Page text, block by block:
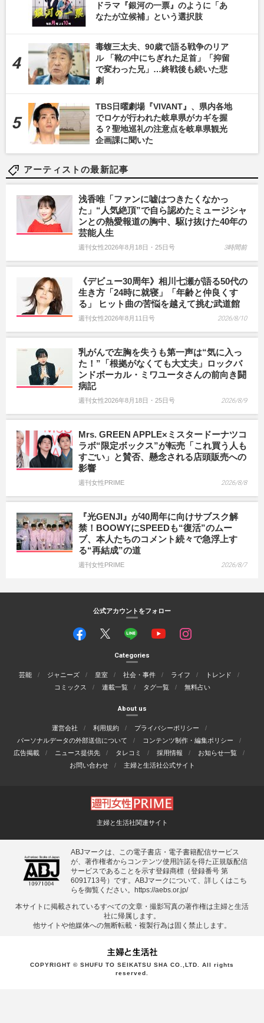
ドラマ『銀河の一票』のように「あ
なたが立候補」という選択肢
毒蝮三太夫、90歳で語る戦争のリア
ル 「靴の中にちぎれた足首」「抑留
で変わった兄」…終戦後も続いた悲
劇
TBS日曜劇場『VIVANT』、県内各地
でロケが行われた岐阜県がカギを握
る？聖地巡礼の注意点を岐阜県観光
企画課に聞いた
アーティストの最新記事
浅香唯「ファンに嘘はつきたくなかっ
た」“人気絶頂”で自ら認めたミュージシャ
ンとの熱愛報道の胸中、駆け抜けた40年の
芸能人生
週刊女性2026年8月18日・25日号 3時間前
《デビュー30周年》相川七瀬が語る50代の
生き方「24時に就寝」「年齢と仲良くす
る」 ヒット曲の苦悩を越えて挑む武道館
週刊女性2026年8月11日号 2026/8/10
乳がんで左胸を失うも第一声は“気に入っ
た！”「根拠がなくても大丈夫」ロックバ
ンドボーカル・ミワユータさんの前向き闘
病記
週刊女性2026年8月18日・25日号 2026/8/9
Mrs. GREEN APPLE×ミスタードーナツコ
ラボ“限定ボックス”が転売「これ買う人も
すごい」と賛否、懸念される店頭販売への
影響
週刊女性PRIME 2026/8/8
『光GENJI』が40周年に向けサブスク解
禁！BOOWYにSPEEDも“復活”のムー
ブ、本人たちのコメント続々で急浮上す
る“再結成”の道
週刊女性PRIME 2026/8/7
公式アカウントをフォロー
Categories
芸能 ジャニーズ 皇室 社会・事件 ライフ
トレンド
コミックス
連載一覧 タグ一覧 無料占い
About us
運営会社 利用規約
プライバシーポリシー
パーソナルデータの外部送信について
コンテンツ制作・編集ポリシー
広告掲載
ニュース提供先 タレコミ 採用情報
お知らせ一覧
お問い合わせ
主婦と生活社公式サイト
主婦と生活社関連サイト
ABJマークは、この電子書店・電子書籍配信サービス
が、著作権者からコンテンツ使用許諾を得た正規版配信
サービスであることを示す登録商標（登録番号 第
6091713号）です。ABJマークについて、詳しくはこち
らを御覧ください。 https://aebs.or.jp/
本サイトに掲載されているすべての⽂章・撮影写真の著作権は主婦と⽣活
社に帰属します。
他サイトや他媒体への無断転載・複製⾏為は固く禁⽌します。
COPYRIGHT © SHUFU TO SEIKATSU SHA CO.,LTD. All rights
reserved.